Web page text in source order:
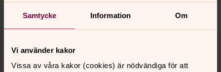
Samtycke Information Om
Vi använder kakor
Vissa av våra kakor (cookies) är nödvändiga för att
Dela